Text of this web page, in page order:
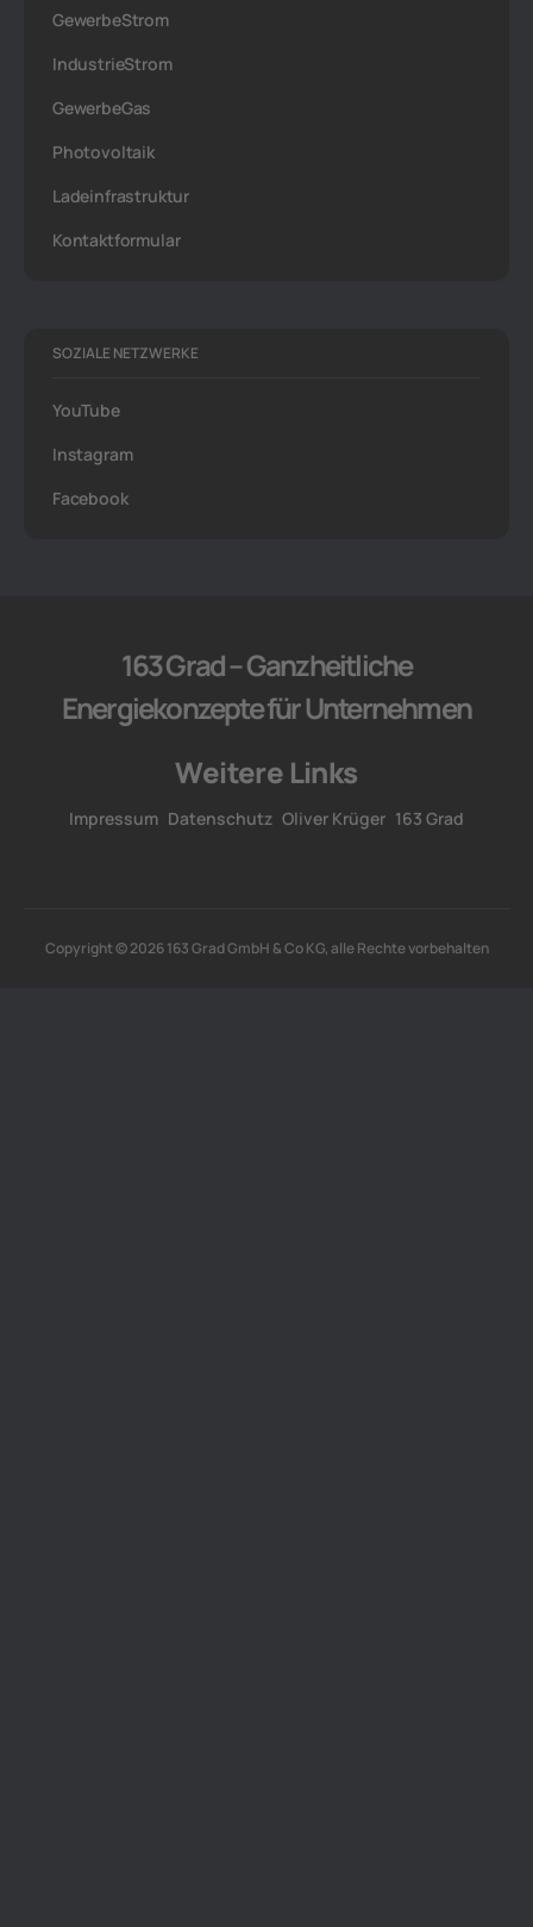
GewerbeStrom
IndustrieStrom
GewerbeGas
Photovoltaik
Ladeinfrastruktur
Kontaktformular
SOZIALE NETZWERKE
YouTube
Instagram
Facebook
163 Grad – Ganzheitliche
Energiekonzepte für Unternehmen
Weitere Links
Impressum Datenschutz Oliver Krüger 163 Grad
Copyright © 2026 163 Grad GmbH & Co KG, alle Rechte vorbehalten